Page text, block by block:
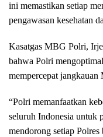
ini memastikan setiap
pengawasan kesehatan
Kasatgas MBG Polri,
bahwa Polri
mempercepat
“Polri memanfaatkan
seluruh Indonesia untuk
mendorong setiap Polres